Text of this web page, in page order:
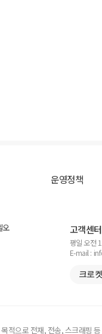
운영정책
오
고객센터
평일 오전
E-mail :
크로
적으로 전재, 전송, 스크래핑